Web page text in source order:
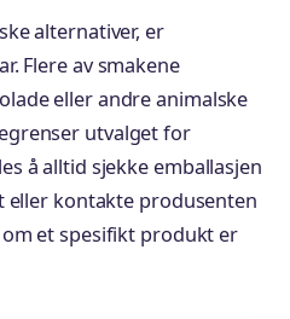
alternativer, er
Flere av smakene
eller andre animalske
utvalget for
å alltid sjekke emballasjen
kontakte produsenten
et spesifikt produkt er